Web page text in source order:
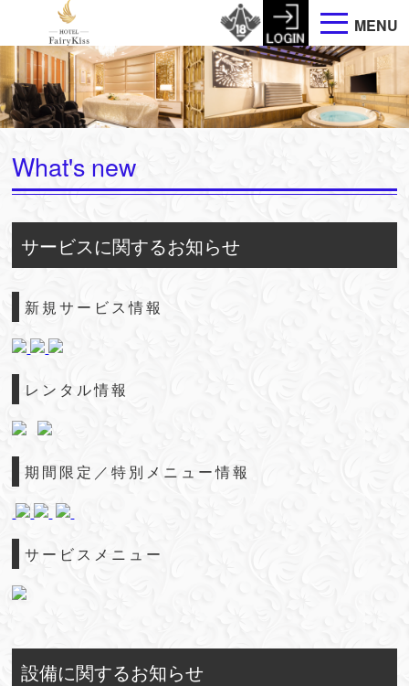
MENU
What's new
サービスに関するお知らせ
新規サービス情報
レンタル情報
期間限定／特別メニュー情報
サービスメニュー
設備に関するお知らせ